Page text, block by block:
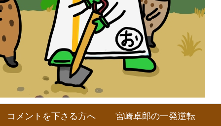
コメントを下さる方へ 宮崎卓郎の一発逆転